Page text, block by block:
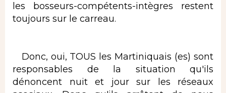
les bosseurs-compétents-intègres restent
toujours sur le carreau.
Donc, oui, TOUS les Martiniquais (es) sont
responsables de la situation qu'ils
dénoncent nuit et jour sur les réseaux